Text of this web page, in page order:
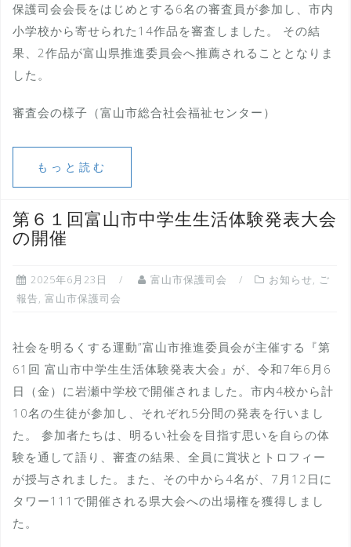
保護司会会長をはじめとする6名の審査員が参加し、市内
小学校から寄せられた14作品を審査しました。 その結
果、2作品が富山県推進委員会へ推薦されることとなりま
した。
審査会の様子（富山市総合社会福祉センター）
もっと読む
第６１回富山市中学生生活体験発表大会
の開催
2025年6月23日 富山市保護司会 お知らせ, ご
報告, 富山市保護司会
社会を明るくする運動”富山市推進委員会が主催する『第
61回 富山市中学生生活体験発表大会』が、令和7年6月6
日（金）に岩瀬中学校で開催されました。市内4校から計
10名の生徒が参加し、それぞれ5分間の発表を行いまし
た。 参加者たちは、明るい社会を目指す思いを自らの体
験を通して語り、審査の結果、全員に賞状とトロフィー
が授与されました。また、その中から4名が、7月12日に
タワー111で開催される県大会への出場権を獲得しまし
た。